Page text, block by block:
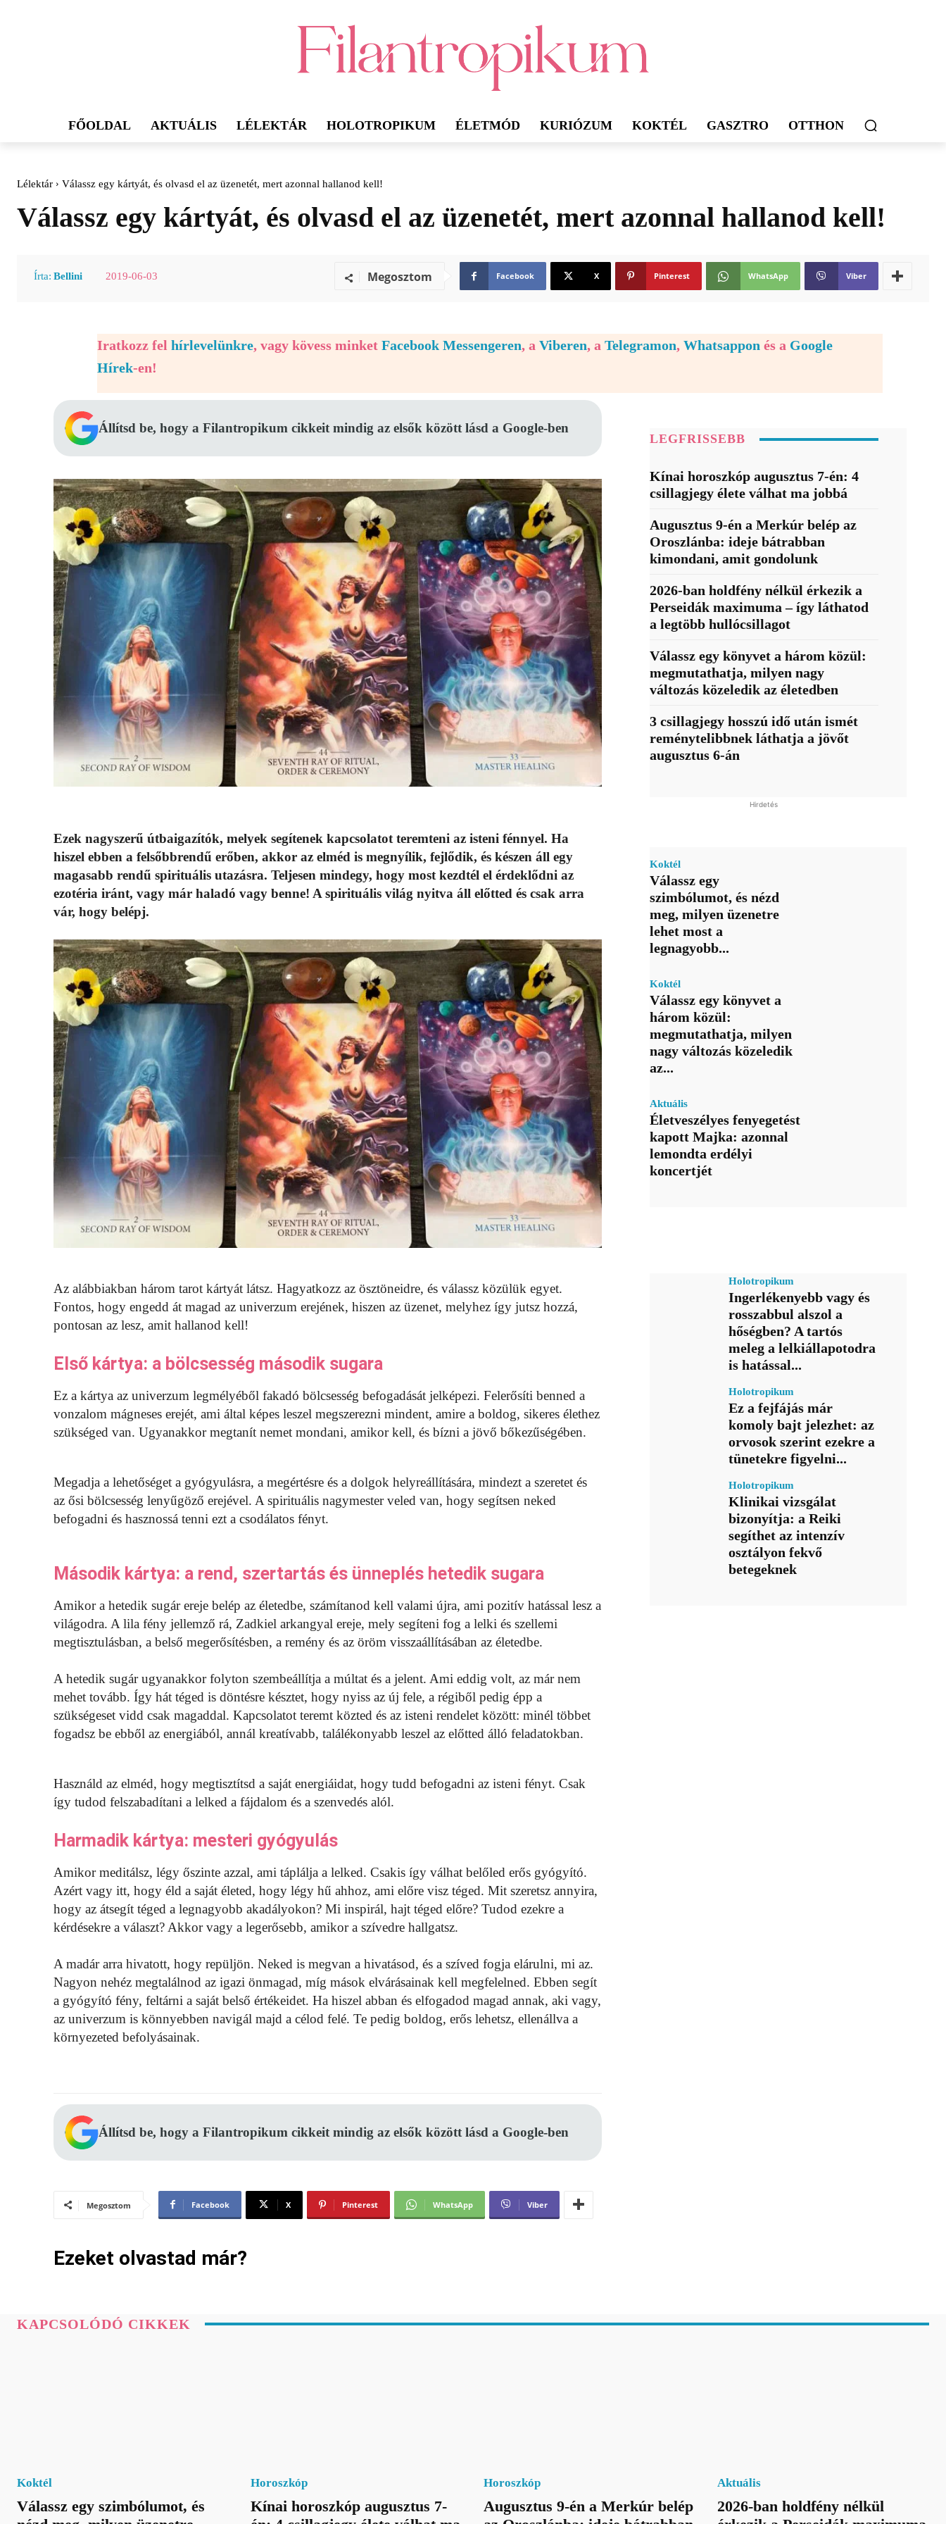
FŐOLDAL AKTUÁLIS LÉLEKTÁR HOLOTROPIKUM ÉLETMÓD KURIÓZUM KOKTÉL GASZTRO OTTHON
Lélektár Válassz egy kártyát, és olvasd el az üzenetét, mert azonnal hallanod kell!
Válassz egy kártyát, és olvasd el az üzenetét, mert azonnal hallanod kell!
Írta: Bellini 2019-06-03 Megosztom Facebook X Pinterest WhatsApp Viber
Iratkozz fel hírlevelünkre, vagy kövess minket Facebook Messengeren, a Viberen, a Telegramon, Whatsappon és a Google
Hírek-en!
Állítsd be, hogy a Filantropikum cikkeit mindig az elsők között lásd a Google-ben
Ezek nagyszerű útbaigazítók, melyek segítenek kapcsolatot teremteni az isteni fénnyel. Ha
hiszel ebben a felsőbbrendű erőben, akkor az elméd is megnyílik, fejlődik, és készen áll egy
magasabb rendű spirituális utazásra. Teljesen mindegy, hogy most kezdtél el érdeklődni az
ezotéria iránt, vagy már haladó vagy benne! A spirituális világ nyitva áll előtted és csak arra
vár, hogy belépj.
Az alábbiakban három tarot kártyát látsz. Hagyatkozz az ösztöneidre, és válassz közülük egyet.
Fontos, hogy engedd át magad az univerzum erejének, hiszen az üzenet, melyhez így jutsz hozzá,
pontosan az lesz, amit hallanod kell!
Első kártya: a bölcsesség második sugara
Ez a kártya az univerzum legmélyéből fakadó bölcsesség befogadását jelképezi. Felerősíti benned a
vonzalom mágneses erejét, ami által képes leszel megszerezni mindent, amire a boldog, sikeres élethez
szükséged van. Ugyanakkor megtanít nemet mondani, amikor kell, és bízni a jövő bőkezűségében.
Megadja a lehetőséget a gyógyulásra, a megértésre és a dolgok helyreállítására, mindezt a szeretet és
az ősi bölcsesség lenyűgöző erejével. A spirituális nagymester veled van, hogy segítsen neked
befogadni és hasznossá tenni ezt a csodálatos fényt.
Második kártya: a rend, szertartás és ünneplés hetedik sugara
Amikor a hetedik sugár ereje belép az életedbe, számítanod kell valami újra, ami pozitív hatással lesz a
világodra. A lila fény jellemző rá, Zadkiel arkangyal ereje, mely segíteni fog a lelki és szellemi
megtisztulásban, a belső megerősítésben, a remény és az öröm visszaállításában az életedbe.
A hetedik sugár ugyanakkor folyton szembeállítja a múltat és a jelent. Ami eddig volt, az már nem
mehet tovább. Így hát téged is döntésre késztet, hogy nyiss az új fele, a régiből pedig épp a
szükségeset vidd csak magaddal. Kapcsolatot teremt közted és az isteni rendelet között: minél többet
fogadsz be ebből az energiából, annál kreatívabb, találékonyabb leszel az előtted álló feladatokban.
Használd az elméd, hogy megtisztítsd a saját energiáidat, hogy tudd befogadni az isteni fényt. Csak
így tudod felszabadítani a lelked a fájdalom és a szenvedés alól.
Harmadik kártya: mesteri gyógyulás
Amikor meditálsz, légy őszinte azzal, ami táplálja a lelked. Csakis így válhat belőled erős gyógyító.
Azért vagy itt, hogy éld a saját életed, hogy légy hű ahhoz, ami előre visz téged. Mit szeretsz annyira,
hogy az átsegít téged a legnagyobb akadályokon? Mi inspirál, hajt téged előre? Tudod ezekre a
kérdésekre a választ? Akkor vagy a legerősebb, amikor a szívedre hallgatsz.
A madár arra hivatott, hogy repüljön. Neked is megvan a hivatásod, és a szíved fogja elárulni, mi az.
Nagyon nehéz megtalálnod az igazi önmagad, míg mások elvárásainak kell megfelelned. Ebben segít
a gyógyító fény, feltárni a saját belső értékeidet. Ha hiszel abban és elfogadod magad annak, aki vagy,
az univerzum is könnyebben navigál majd a célod felé. Te pedig boldog, erős lehetsz, ellenállva a
környezeted befolyásainak.
Állítsd be, hogy a Filantropikum cikkeit mindig az elsők között lásd a Google-ben
Megosztom Facebook X Pinterest WhatsApp Viber
Ezeket olvastad már?
LEGFRISSEBB
Kínai horoszkóp augusztus 7-én: 4
csillagjegy élete válhat ma jobbá
Augusztus 9-én a Merkúr belép az
Oroszlánba: ideje bátrabban
kimondani, amit gondolunk
2026-ban holdfény nélkül érkezik a
Perseidák maximuma – így láthatod
a legtöbb hullócsillagot
Válassz egy könyvet a három közül:
megmutathatja, milyen nagy
változás közeledik az életedben
3 csillagjegy hosszú idő után ismét
reménytelibbnek láthatja a jövőt
augusztus 6-án
Hirdetés
Koktél
Válassz egy
szimbólumot, és nézd
meg, milyen üzenetre
lehet most a
legnagyobb...
Koktél
Válassz egy könyvet a
három közül:
megmutathatja, milyen
nagy változás közeledik
az...
Aktuális
Életveszélyes fenyegetést
kapott Majka: azonnal
lemondta erdélyi
koncertjét
Holotropikum
Ingerlékenyebb vagy és
rosszabbul alszol a
hőségben? A tartós
meleg a lelkiállapotodra
is hatással...
Holotropikum
Ez a fejfájás már
komoly bajt jelezhet: az
orvosok szerint ezekre a
tünetekre figyelni...
Holotropikum
Klinikai vizsgálat
bizonyítja: a Reiki
segíthet az intenzív
osztályon fekvő
betegeknek
KAPCSOLÓDÓ CIKKEK
Koktél
Válassz egy szimbólumot, és
Horoszkóp
Kínai horoszkóp augusztus 7-
Horoszkóp
Augusztus 9-én a Merkúr belép
Aktuális
2026-ban holdfény nélkül